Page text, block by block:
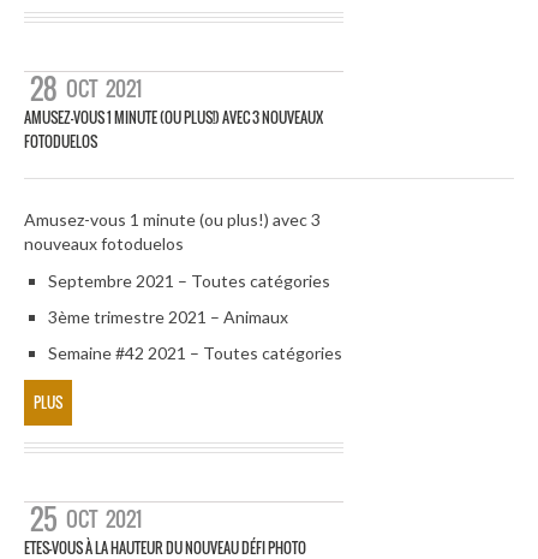
28 OCT 2021
AMUSEZ-VOUS 1 MINUTE (OU PLUS!) AVEC 3 NOUVEAUX
FOTODUELOS
Amusez-vous 1 minute (ou plus!) avec 3
nouveaux fotoduelos
Septembre 2021 – Toutes catégories
3ème trimestre 2021 – Animaux
Semaine #42 2021 – Toutes catégories
PLUS
25 OCT 2021
ETES-VOUS À LA HAUTEUR DU NOUVEAU DÉFI PHOTO